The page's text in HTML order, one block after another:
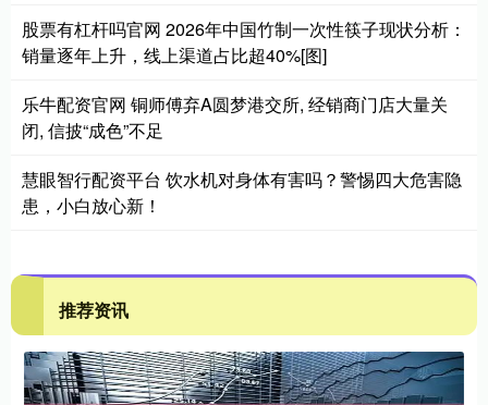
股票有杠杆吗官网 2026年中国竹制一次性筷子现状分析：
销量逐年上升，线上渠道占比超40%[图]
乐牛配资官网 铜师傅弃A圆梦港交所, 经销商门店大量关
闭, 信披“成色”不足
慧眼智行配资平台 饮水机对身体有害吗？警惕四大危害隐
患，小白放心新！
推荐资讯